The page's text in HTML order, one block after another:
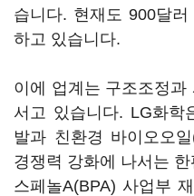
습니다. 현재도 900달
하고 있습니다.
이에 업계는 구조조정
서고 있습니다. LG화학
발과 친환경 바이오오
경쟁력 강화에 나서는
스페놀A(BPA) 사업부